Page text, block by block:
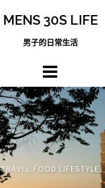
MENS 30S LIFE
男子的日常生活
TRAVEL FOOD LIFESTYLE